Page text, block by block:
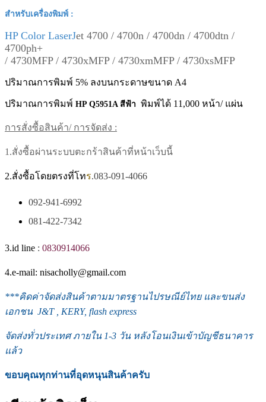
สำหรับเครื่องพิมพ์ :
HP Color LaserJet 4700 / 4700n / 4700dn / 4700dtn /
4700ph+
/ 4730MFP / 4730xMFP / 4730xmMFP / 4730xsMFP
ปริมาณการพิมพ์ 5% ลงบนกระดาษขนาด A4
ปริมาณการพิมพ์ HP Q5951A สีฟ้า พิมพ์ได้ 11,000 หน้า/ แผ่น
การสั่งซื้อสินค้า/ การจัดส่ง :
1.สั่งซื้อผ่านระบบตะกร้าสินค้าที่หน้าเว็บนี้
2.สั่งซื้อโดยตรงที่โทร.083-091-4066
092-941-6992
081-422-7342
3.id line : 0830914066
4.e-mail: nisacholly@gmail.com
***คิดค่าจัดส่งสินค้าตามมาตรฐานไปรษณีย์ไทย และขนส่ง
เอกชน J&T , KERY, flash express
จัดส่งทั่วประเทศ ภายใน 1-3 วัน หลังโอนเงินเข้าบัญชีธนาคาร
แล้ว
ขอบคุณทุกท่านที่อุดหนุนสินค้าครับ